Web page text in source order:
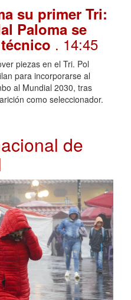
su primer Tri:
Paloma se
. 14:45
piezas en el Tri. Pol
para incorporarse al
al Mundial 2030, tras
como seleccionador.
de